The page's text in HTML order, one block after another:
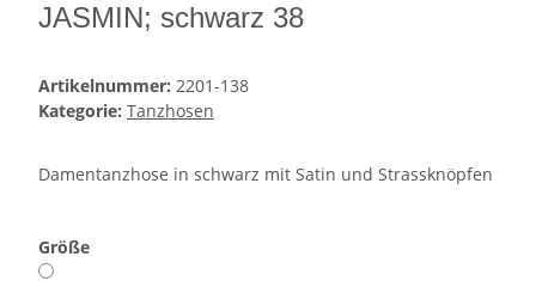
JASMIN; schwarz 38
Artikelnummer: 2201-138
Kategorie: Tanzhosen
Damentanzhose in schwarz mit Satin und Strassknöpfen
Größe